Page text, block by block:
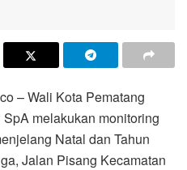
– Wali Kota Pematang
melakukan monitoring
Natal dan Tahun
Jalan Pisang Kecamatan